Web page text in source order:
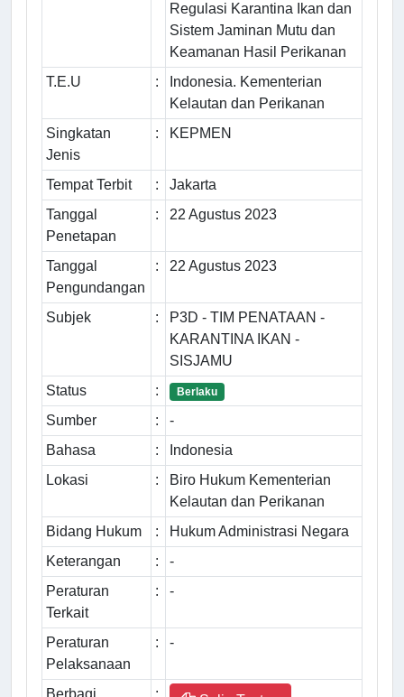
Regulasi Karantina Ikan dan
Sistem Jaminan Mutu dan
Keamanan Hasil Perikanan
T.E.U
:
Indonesia. Kementerian
Kelautan dan Perikanan
Singkatan
Jenis
: KEPMEN
Tempat Terbit :
Jakarta
Tanggal
Penetapan
: 22 Agustus 2023
Tanggal
Pengundangan
: 22 Agustus 2023
Subjek :
P3D - TIM PENATAAN -
KARANTINA IKAN -
SISJAMU
Status
: Berlaku
Sumber :
-
Bahasa
:
Indonesia
Lokasi
:
Biro Hukum Kementerian
Kelautan dan Perikanan
Bidang Hukum
:
Hukum Administrasi Negara
Keterangan
:
-
Peraturan
Terkait
: -
Peraturan
Pelaksanaan
: -